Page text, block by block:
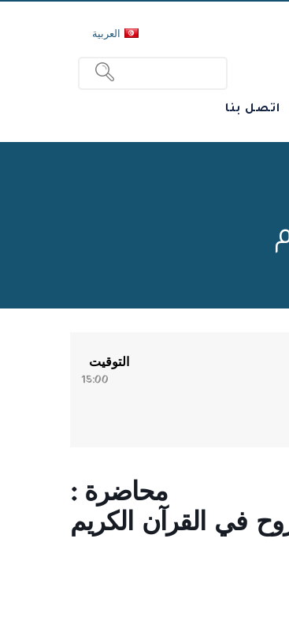
العربية
اتصل بنا
التوقيت
15:00
محاضرة :
في القرآن الكريم